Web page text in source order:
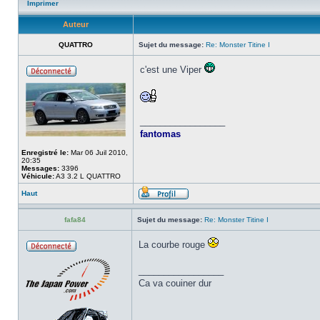
Imprimer
Auteur
QUATTRO Sujet du message: Re: Monster Titine I
Enregistré le: Mar 06 Juil 2010,
20:35
Messages: 3396
Véhicule:A3 3.2 L QUATTRO
c'est une Viper
fantomas
Haut
fafa84 Sujet du message: Re: Monster Titine I
La courbe rouge
Ca va couiner dur